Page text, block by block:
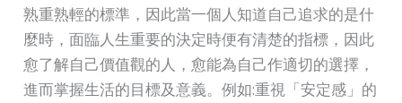
熟重熟輕的標準，因此當一個人知道自己追求的是什
麼時，面臨人生重要的決定時便有清楚的指標，因此
愈了解自己價值觀的人，愈能為自己作適切的選擇，
進而掌握生活的目標及意義。例如:重視「安定感」的